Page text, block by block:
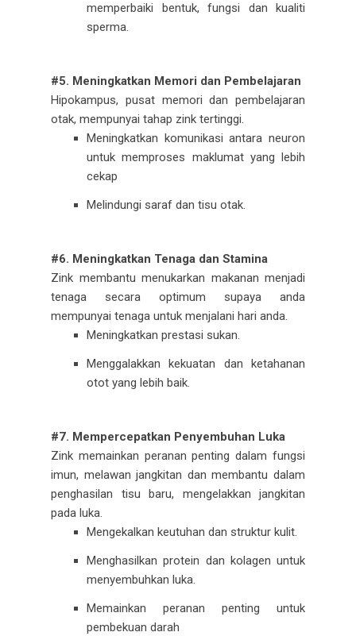
memperbaiki bentuk, fungsi dan kualiti
sperma.
#5. Meningkatkan Memori dan Pembelajaran
Hipokampus, pusat memori dan pembelajaran
otak, mempunyai tahap zink tertinggi.
Meningkatkan komunikasi antara neuron
untuk memproses maklumat yang lebih
cekap
Melindungi saraf dan tisu otak.
#6. Meningkatkan Tenaga dan Stamina
Zink membantu menukarkan makanan menjadi
tenaga secara optimum supaya anda
mempunyai tenaga untuk menjalani hari anda.
Meningkatkan prestasi sukan.
Menggalakkan kekuatan dan ketahanan
otot yang lebih baik.
#7. Mempercepatkan Penyembuhan Luka
Zink memainkan peranan penting dalam fungsi
imun, melawan jangkitan dan membantu dalam
penghasilan tisu baru, mengelakkan jangkitan
pada luka.
Mengekalkan keutuhan dan struktur kulit.
Menghasilkan protein dan kolagen untuk
menyembuhkan luka.
Memainkan peranan penting untuk
pembekuan darah